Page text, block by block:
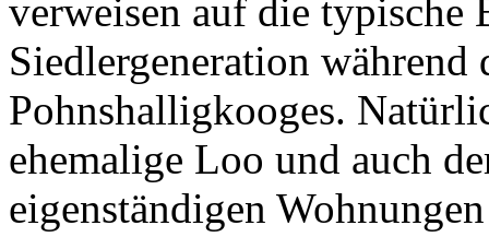
verweisen auf die typische
Siedlergeneration
Pohnshalligkooges.
ehemalige Loo und auch
eigenständigen